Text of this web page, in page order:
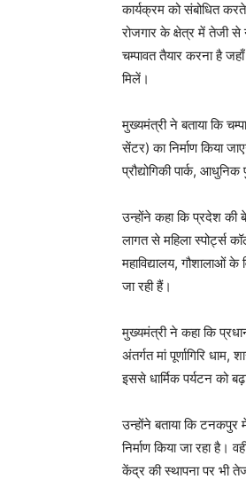
कार्यक्रम को संबोधित
रोजगार के क्षेत्र में तेजी
चम्पावत तैयार करना है
मिलें।
मुख्यमंत्री ने बताया कि
सेंटर) का निर्माण किया
प्रौद्योगिकी पार्क,
उन्होंने कहा कि प्रदेश की
लागत से महिला स्पोर्ट्स
महाविद्यालय, गौशालाओं
जा रही हैं।
मुख्यमंत्री ने कहा कि
अंतर्गत मां पूर्णागिरि धाम,
इससे धार्मिक पर्यटन को
उन्होंने बताया कि
निर्माण किया जा रहा है।
केंद्र की स्थापना पर भी